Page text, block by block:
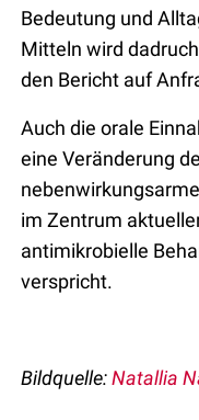
Bedeutung und
Mitteln wird
den Bericht auf
Auch die orale
eine Veränderung
im Zentrum
antimikrobielle
verspricht.
Bildquelle:Natallia